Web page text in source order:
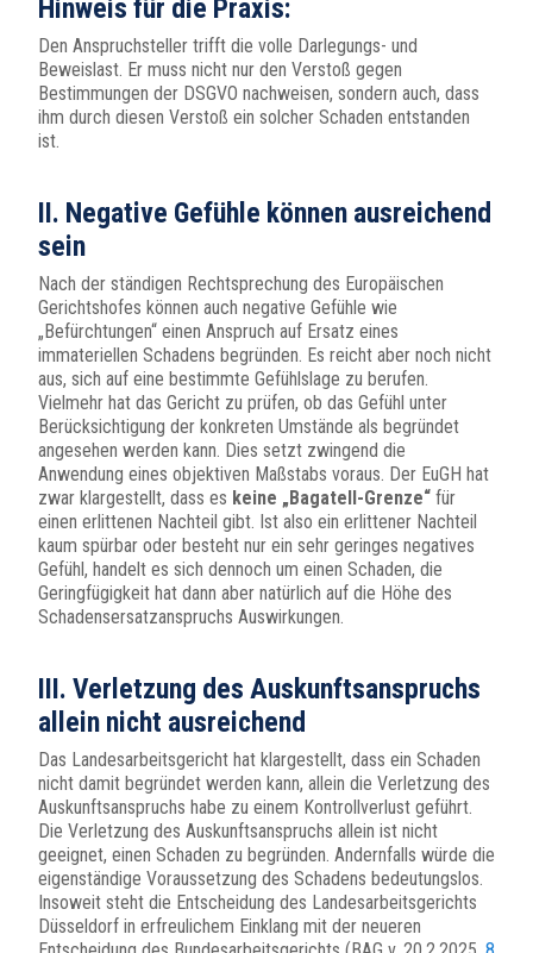
Hinweis für die Praxis:
Den Anspruchsteller trifft die volle Darlegungs- und
Beweislast. Er muss nicht nur den Verstoß gegen
Bestimmungen der DSGVO nachweisen, sondern auch, dass
ihm durch diesen Verstoß ein solcher Schaden entstanden
ist.
II. Negative Gefühle können ausreichend
sein
Nach der ständigen Rechtsprechung des Europäischen
Gerichtshofes können auch negative Gefühle wie
„Befürchtungen“ einen Anspruch auf Ersatz eines
immateriellen Schadens begründen. Es reicht aber noch nicht
aus, sich auf eine bestimmte Gefühlslage zu berufen.
Vielmehr hat das Gericht zu prüfen, ob das Gefühl unter
Berücksichtigung der konkreten Umstände als begründet
angesehen werden kann. Dies setzt zwingend die
Anwendung eines objektiven Maßstabs voraus. Der EuGH hat
zwar klargestellt, dass es keine „Bagatell-Grenze“ für
einen erlittenen Nachteil gibt. Ist also ein erlittener Nachteil
kaum spürbar oder besteht nur ein sehr geringes negatives
Gefühl, handelt es sich dennoch um einen Schaden, die
Geringfügigkeit hat dann aber natürlich auf die Höhe des
Schadensersatzanspruchs Auswirkungen.
III. Verletzung des Auskunftsanspruchs
allein nicht ausreichend
Das Landesarbeitsgericht hat klargestellt, dass ein Schaden
nicht damit begründet werden kann, allein die Verletzung des
Auskunftsanspruchs habe zu einem Kontrollverlust geführt.
Die Verletzung des Auskunftsanspruchs allein ist nicht
geeignet, einen Schaden zu begründen. Andernfalls würde die
eigenständige Voraussetzung des Schadens bedeutungslos.
Insoweit steht die Entscheidung des Landesarbeitsgerichts
Düsseldorf in erfreulichem Einklang mit der neueren